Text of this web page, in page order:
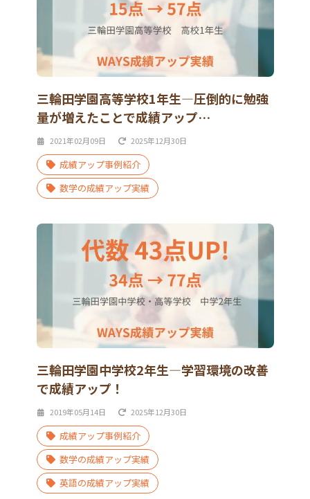
三輪田学園高等学校1年生―圧倒的に勉強
量が増えたことで成績アップ…
2021年02月09日 2025年12月30日
成績アップ事例紹介
数学の成績アップ実績
三輪田学園中学校2年生―学習環境の改善
で成績アップ！
2019年05月14日 2025年12月30日
成績アップ事例紹介
数学の成績アップ実績
英語の成績アップ実績